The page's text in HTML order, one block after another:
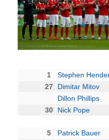
1
Stephen
27
Dimitar Mitov
Dillon Phillips
30
Nick Pope
5
Patrick Bauer